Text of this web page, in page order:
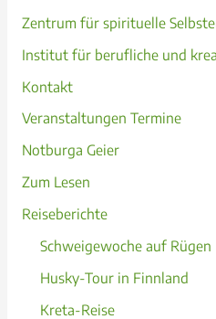
Zentrum für spirituelle
Institut für berufliche und
Kontakt
Veranstaltungen Termine
Notburga Geier
Zum Lesen
Reiseberichte
Schweigewoche auf Rügen
Husky-Tour in Finnland
Kreta-Reise